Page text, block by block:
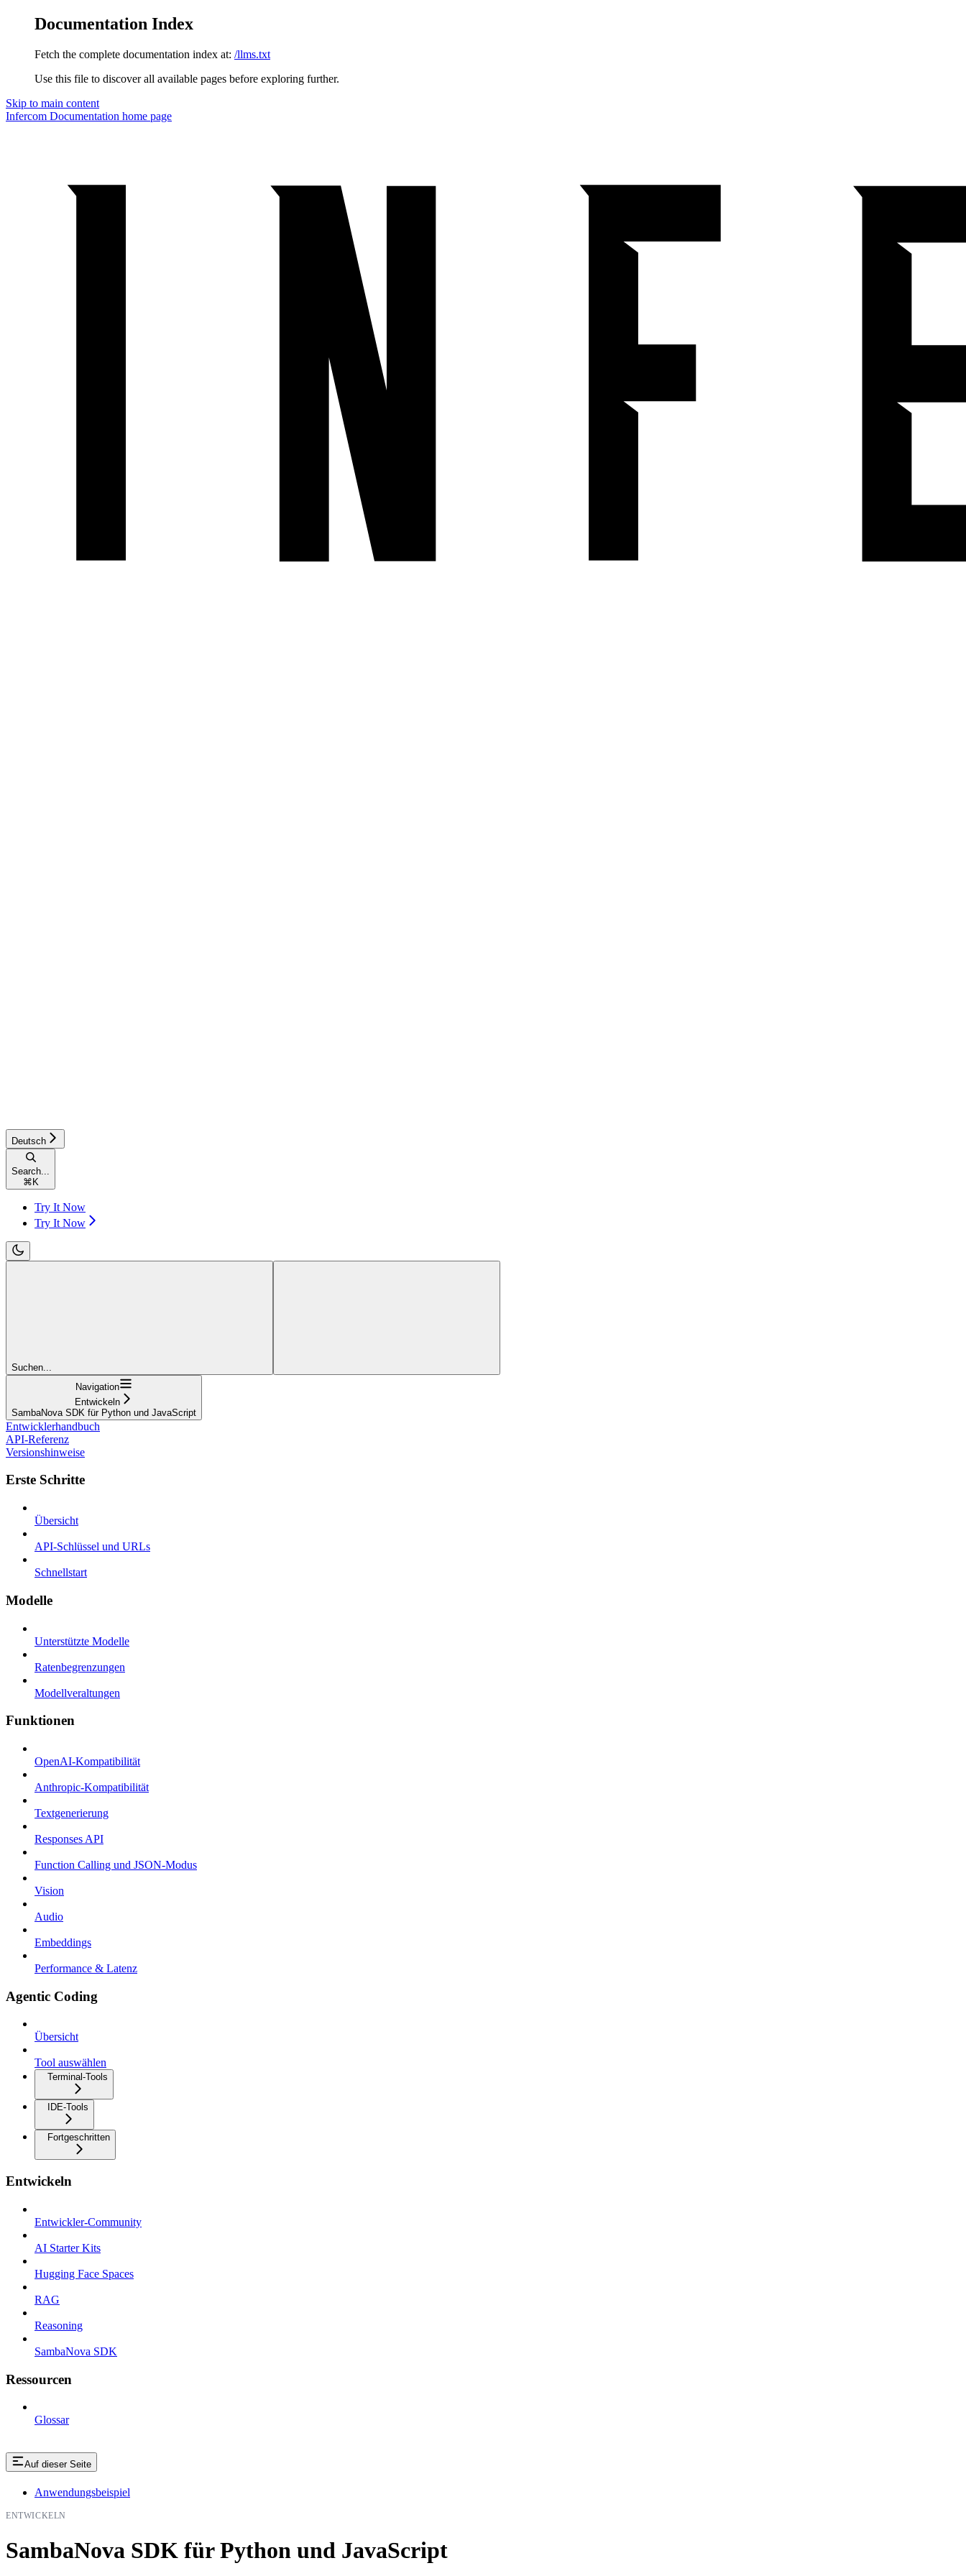
Documentation Index
Fetch the complete documentation index at: /llms.txt
Use this file to discover all available pages before exploring further.
Skip to main content
Infercom Documentation home page
Deutsch
Search...
⌘K
Try It Now
Try It Now
Suchen...
Navigation
Entwickeln
SambaNova SDK für Python und JavaScript
Entwicklerhandbuch
API-Referenz
Versionshinweise
Erste Schritte
Übersicht
API-Schlüssel und URLs
Schnellstart
Modelle
Unterstützte Modelle
Ratenbegrenzungen
Modellveraltungen
Funktionen
OpenAI-Kompatibilität
Anthropic-Kompatibilität
Textgenerierung
Responses API
Function Calling und JSON-Modus
Vision
Audio
Embeddings
Performance & Latenz
Agentic Coding
Übersicht
Tool auswählen
Terminal-Tools
IDE-Tools
Fortgeschritten
Entwickeln
Entwickler-Community
AI Starter Kits
Hugging Face Spaces
RAG
Reasoning
SambaNova SDK
Ressourcen
Glossar
Auf dieser Seite
Anwendungsbeispiel
ENTWICKELN
SambaNova SDK für Python und JavaScript